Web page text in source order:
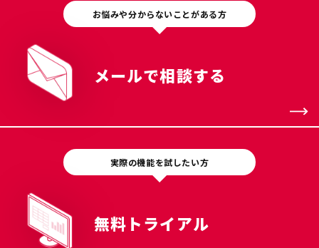
お悩みや分からないことがある方
メールで相談する
実際の機能を試したい方
無料トライアル